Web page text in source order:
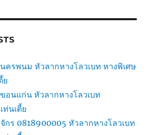
ครพนม หัวลากหางโลวเบท หางพิเศษ
ย
อนแก่น หัวลากหางโลวเบท
ท่นเตี้ย
กร 0818900005 หัวลากหางโลวเบท